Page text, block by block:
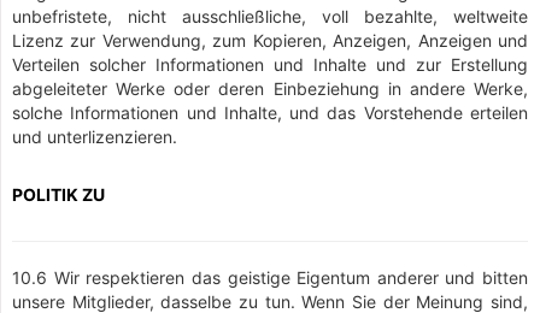
unbefristete, nicht ausschließliche, voll bezahlte, weltweite
Lizenz zur Verwendung, zum Kopieren, Anzeigen, Anzeigen und
Verteilen solcher Informationen und Inhalte und zur Erstellung
abgeleiteter Werke oder deren Einbeziehung in andere Werke,
solche Informationen und Inhalte, und das Vorstehende erteilen
und unterlizenzieren.
POLITIK ZU
10.6 Wir respektieren das geistige Eigentum anderer und bitten
unsere Mitglieder, dasselbe zu tun. Wenn Sie der Meinung sind,